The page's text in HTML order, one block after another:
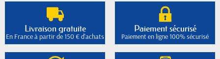
Livraison gratuite
En France à partir de 150 € d'achats
Paiement sécurisé
Paiement en ligne 100% sécurisé